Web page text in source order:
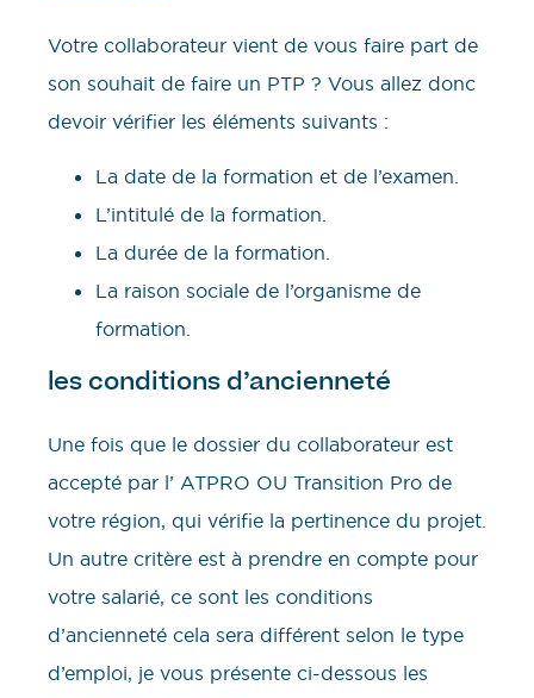
Votre collaborateur vient de vous faire part de
son souhait de faire un PTP ? Vous allez donc
devoir vérifier les éléments suivants :
La date de la formation et de l’examen.
L’intitulé de la formation.
La durée de la formation.
La raison sociale de l’organisme de
formation.
les conditions d’ancienneté
Une fois que le dossier du collaborateur est
accepté par l’ ATPRO OU Transition Pro de
votre région, qui vérifie la pertinence du projet.
Un autre critère est à prendre en compte pour
votre salarié, ce sont les conditions
d’ancienneté cela sera différent selon le type
d’emploi, je vous présente ci-dessous les